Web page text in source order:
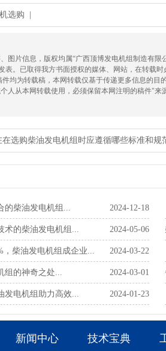
选购 |
片信息，版权均属“广西顶博发电机组制造有
表。已取得我方书面授权的媒体、网站，在转载
均为转载稿，本网转载仅基于传递更多信息的目
人从本网转载使用，必须保留本网注明的稿件"
选购柴油发电机组时应遵循哪些标准和规
2024-12-18
的柴油发电机组...
2024-05-06
术的柴油发电机组...
2024-03-22
，柴油发电机组成企业...
2024-03-01
组的神奇之处...
2024-01-23
发电机组助力高效...
新闻中心 技术宝典